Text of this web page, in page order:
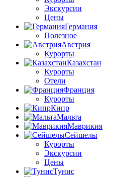
Экскурсии
Цены
Германия
Полезное
Австрия
Курорты
Казахстан
Курорты
Отели
Франция
Курорты
Кипр
Мальта
Маврикия
Сейшелы
Курорты
Экскурсии
Цены
Тунис